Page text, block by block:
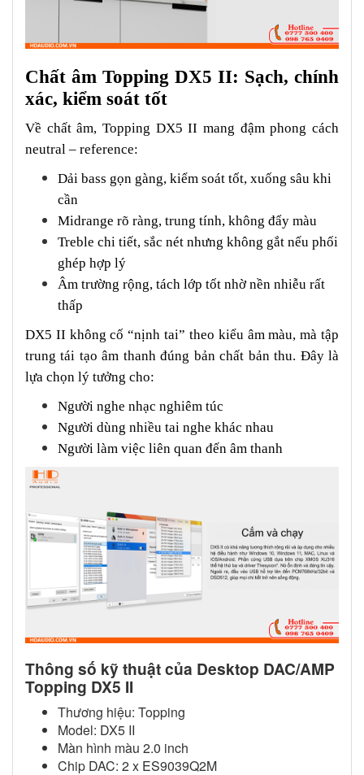
Chất âm Topping DX5 II: Sạch, chính
xác, kiểm soát tốt
Về chất âm, Topping DX5 II mang đậm phong cách
neutral – reference:
Dải bass gọn gàng, kiểm soát tốt, xuống sâu khi
cần
Midrange rõ ràng, trung tính, không đẩy màu
Treble chi tiết, sắc nét nhưng không gắt nếu phối
ghép hợp lý
Âm trường rộng, tách lớp tốt nhờ nền nhiễu rất
thấp
DX5 II không cố “nịnh tai” theo kiểu âm màu, mà tập
trung tái tạo âm thanh đúng bản chất bản thu. Đây là
lựa chọn lý tưởng cho:
Người nghe nhạc nghiêm túc
Người dùng nhiều tai nghe khác nhau
Người làm việc liên quan đến âm thanh
Thông số kỹ thuật của Desktop DAC/AMP
Topping DX5 II
Thương hiệu: Topping
Model: DX5 II
Màn hình màu 2.0 inch
Chip DAC: 2 x ES9039Q2M